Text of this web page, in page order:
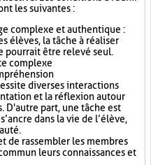
les suivantes :
complexe et authentique :
élèves, la tâche à réaliser
pourrait être relevé seul.
complexe
diverses interactions
et la réflexion autour
D'autre part, une tâche est
dans la vie de l’élève,
de rassembler les membres
leurs connaissances et